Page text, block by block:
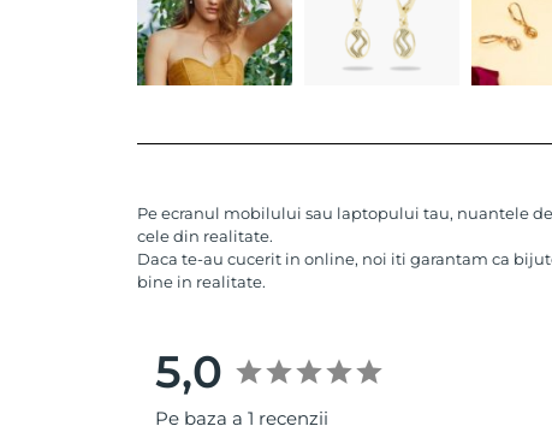
Pe ecranul mobilului sau laptopului tau, nuantele
cele din realitate.
Daca te-au cucerit in online, noi iti garantam ca
bine in realitate.
5,0
Pe baza a 1 recenzii